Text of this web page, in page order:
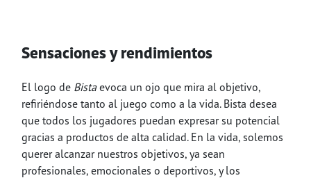
Sensaciones y rendimientos
El logo de Bistaevoca un ojo que mira al objetivo,
refiriéndose tanto al juego como a la vida. Bista desea
que todos los jugadores puedan expresar su potencial
gracias a productos de alta calidad. En la vida, solemos
querer alcanzar nuestros objetivos, ya sean
profesionales, emocionales o deportivos, y los